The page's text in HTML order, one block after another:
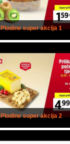
Plodine super akcija 1
Plodine super akcija 2